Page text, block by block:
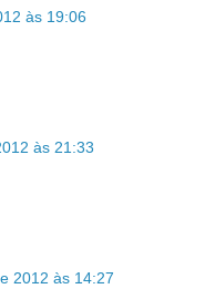
às 19:06
às 21:33
2012 às 14:27